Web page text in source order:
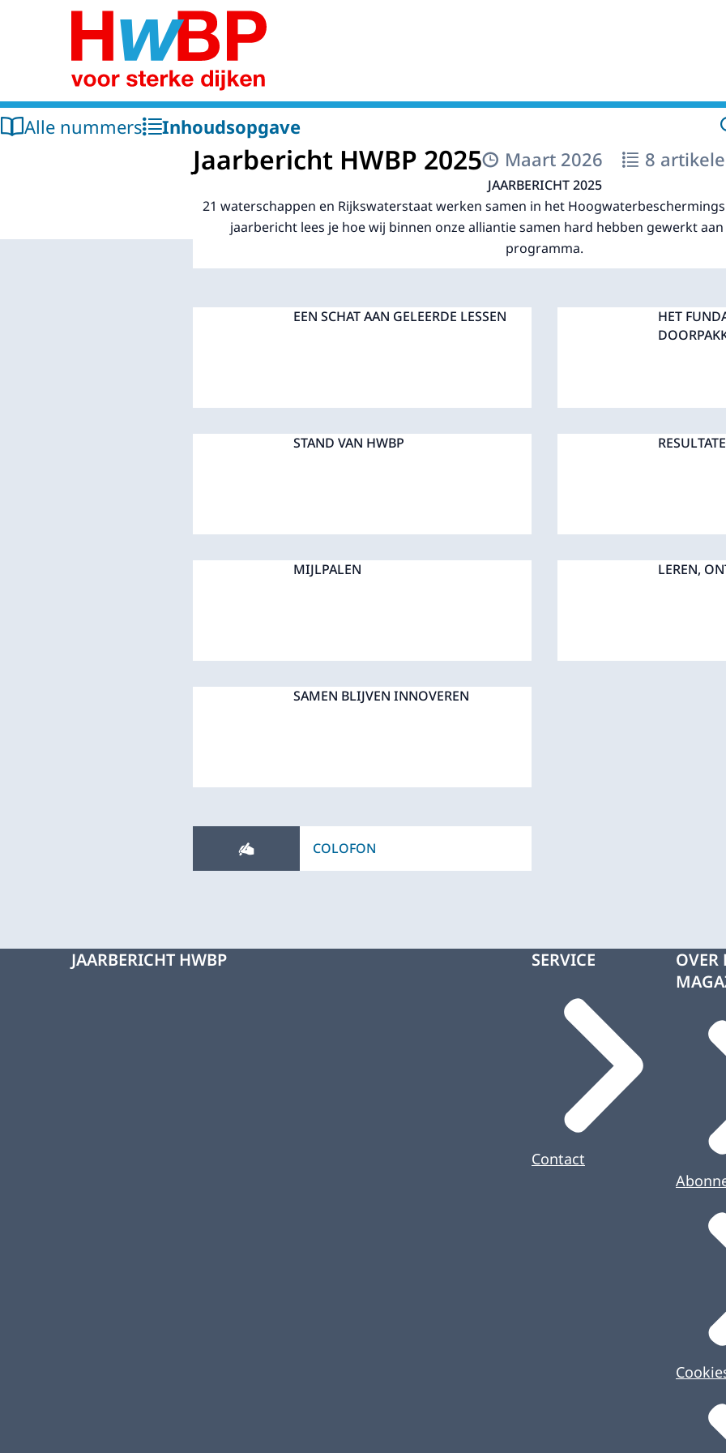
Naar de homepage van Hoogwaterbeschermingsprogramma
Alle nummers Inhoudsopgave
Jaarbericht HWBP 2025 Maart 2026 8
JAARBERICHT 2025
21 waterschappen en Rijkswaterstaat werken samen in het
jaarbericht lees je hoe wij binnen onze alliantie samen hard hebben gewerkt
programma.
EEN SCHAT AAN GELEERDE LESSEN
HET
STAND VAN HWBP
MIJLPALEN LEREN,
SAMEN BLIJVEN INNOVEREN
COLOFON
JAARBERICHT HWBP SERVICE
Contact
OVER